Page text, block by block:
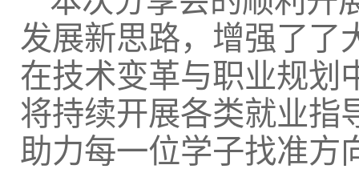
发展新思路，增强了了
在技术变革与职业规划
将持续开展各类就业指
助力每一位学子找准方